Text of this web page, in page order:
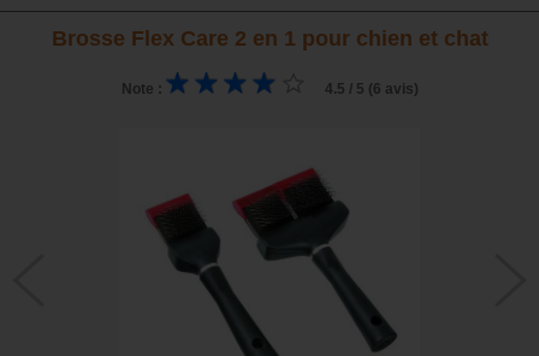
Brosse Flex Care 2 en 1 pour chien et chat
Note : 4.5 / 5 (6 avis)